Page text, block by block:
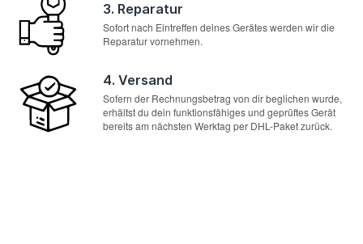
3. Reparatur
Sofort nach Eintreffen deines Gerätes werden wir die
Reparatur vornehmen.
4. Versand
Sofern der Rechnungsbetrag von dir beglichen wurde,
erhältst du dein funktionsfähiges und geprüftes Gerät
bereits am nächsten Werktag per DHL-Paket zurück.